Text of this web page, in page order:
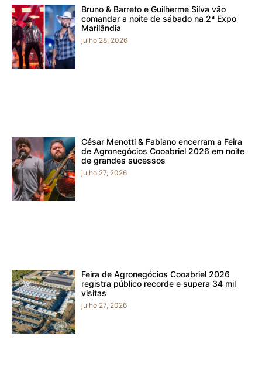
Bruno & Barreto e Guilherme Silva vão
comandar a noite de sábado na 2ª Expo
Marilândia
julho 28, 2026
César Menotti & Fabiano encerram a Feira
de Agronegócios Cooabriel 2026 em noite
de grandes sucessos
julho 27, 2026
Feira de Agronegócios Cooabriel 2026
registra público recorde e supera 34 mil
visitas
julho 27, 2026